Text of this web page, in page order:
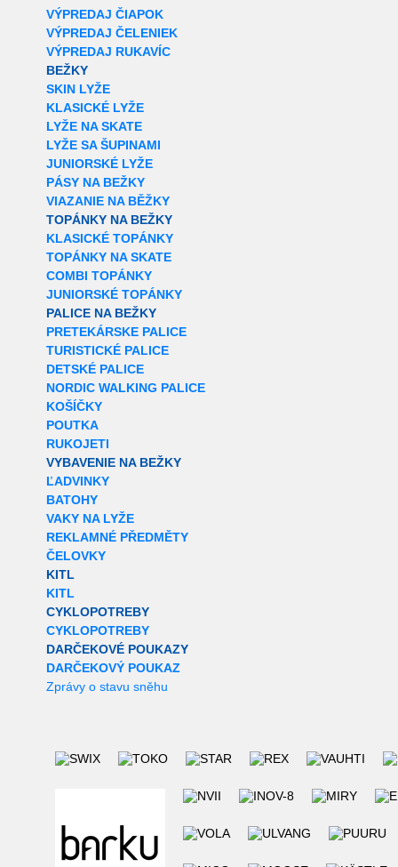
VÝPREDAJ ČIAPOK
VÝPREDAJ ČELENIEK
VÝPREDAJ RUKAVÍC
BEŽKY
SKIN LYŽE
KLASICKÉ LYŽE
LYŽE NA SKATE
LYŽE SA ŠUPINAMI
JUNIORSKÉ LYŽE
PÁSY NA BEŽKY
VIAZANIE NA BĚŽKY
TOPÁNKY NA BEŽKY
KLASICKÉ TOPÁNKY
TOPÁNKY NA SKATE
COMBI TOPÁNKY
JUNIORSKÉ TOPÁNKY
PALICE NA BEŽKY
PRETEKÁRSKE PALICE
TURISTICKÉ PALICE
DETSKÉ PALICE
NORDIC WALKING PALICE
KOŠÍČKY
POUTKA
RUKOJETI
VYBAVENIE NA BEŽKY
ĽADVINKY
BATOHY
VAKY NA LYŽE
REKLAMNÉ PŘEDMĚTY
ČELOVKY
KITL
KITL
CYKLOPOTREBY
CYKLOPOTREBY
DARČEKOVÉ POUKAZY
DARČEKOVÝ POUKAZ
Zprávy o stavu sněhu